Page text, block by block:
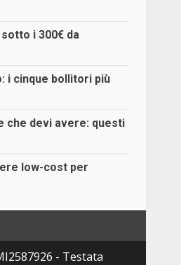
i 300€ da
i cinque bollitori più
che devi avere: questi
low-cost per
- Testata